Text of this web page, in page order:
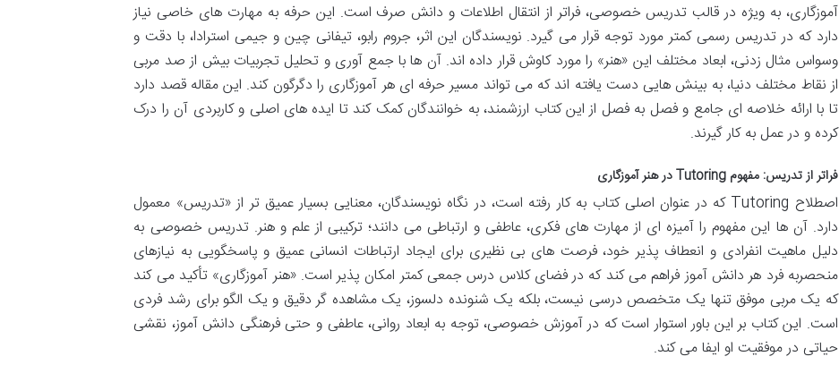
آموزگاری، به ویژه در قالب تدریس خصوصی، فراتر از انتقال اطلاعات و دانش صرف است. این حرفه به مهارت های خاصی نیاز
دارد که در تدریس رسمی کمتر مورد توجه قرار می گیرد. نویسندگان این اثر، جروم رابو، تیفانی چین و جیمی استرادا، با دقت و
وسواس مثال زدنی، ابعاد مختلف این «هنر» را مورد کاوش قرار داده اند. آن ها با جمع آوری و تحلیل تجربیات بیش از صد مربی
از نقاط مختلف دنیا، به بینش هایی دست یافته اند که می تواند مسیر حرفه ای هر آموزگاری را دگرگون کند. این مقاله قصد دارد
تا با ارائه خلاصه ای جامع و فصل به فصل از این کتاب ارزشمند، به خوانندگان کمک کند تا ایده های اصلی و کاربردی آن را درک
کرده و در عمل به کار گیرند.
فراتر از تدریس: مفهوم Tutoring در هنر آموزگاری
اصطلاح Tutoring که در عنوان اصلی کتاب به کار رفته است، در نگاه نویسندگان، معنایی بسیار عمیق تر از «تدریس» معمول
دارد. آن ها این مفهوم را آمیزه ای از مهارت های فکری، عاطفی و ارتباطی می دانند؛ ترکیبی از علم و هنر. تدریس خصوصی به
دلیل ماهیت انفرادی و انعطاف پذیر خود، فرصت های بی نظیری برای ایجاد ارتباطات انسانی عمیق و پاسخگویی به نیازهای
منحصربه فرد هر دانش آموز فراهم می کند که در فضای کلاس درس جمعی کمتر امکان پذیر است. «هنر آموزگاری» تأکید می کند
که یک مربی موفق تنها یک متخصص درسی نیست، بلکه یک شنونده دلسوز، یک مشاهده گر دقیق و یک الگو برای رشد فردی
است. این کتاب بر این باور استوار است که در آموزش خصوصی، توجه به ابعاد روانی، عاطفی و حتی فرهنگی دانش آموز، نقشی
حیاتی در موفقیت او ایفا می کند.